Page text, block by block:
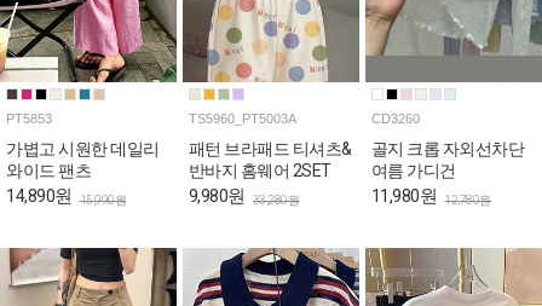
PT5853
가볍고 시원한 데일리
와이드 팬츠
14,890원 15,990원
TS5960_PT5003A
패턴 브라패드 티셔츠&
반바지 홈웨어 2SET
9,980원 33,280원
CD3260
골지 크롭 자외선차단
여름 가디건
11,980원 12,780원